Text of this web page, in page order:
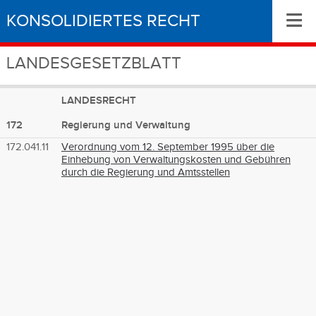
KONSOLIDIERTES RECHT
LANDESGESETZBLATT
≡
LANDESRECHT
172
Regierung und Verwaltung
172.041.11
Verordnung vom 12. September 1995 über die
Einhebung von Verwaltungskosten und Gebühren
durch die Regierung und Amtsstellen